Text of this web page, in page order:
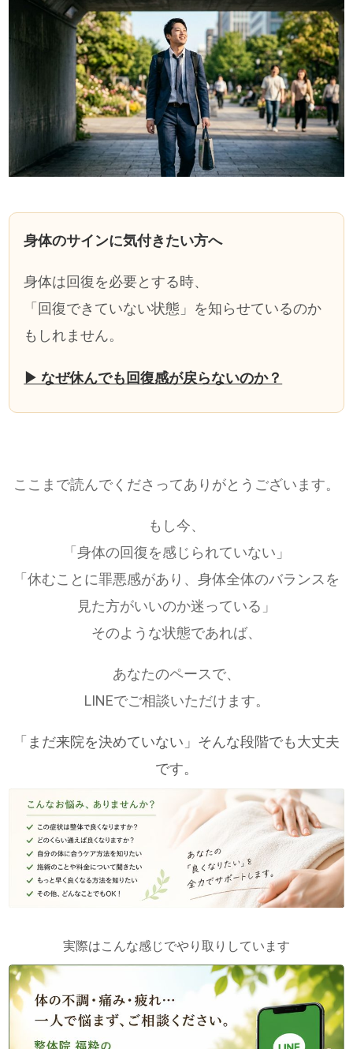
身体のサインに気付きたい方へ
身体は回復を必要とする時、
「回復できていない状態」を知らせているのか
もしれません。
▶ なぜ休んでも回復感が戻らないのか？
ここまで読んでくださってありがとうございます。
もし今、
「身体の回復を感じられていない」
「休むことに罪悪感があり、身体全体のバランスを
見た方がいいのか迷っている」
そのような状態であれば、
あなたのペースで、
LINEでご相談いただけます。
「まだ来院を決めていない」そんな段階でも大丈夫
です。
実際はこんな感じでやり取りしています